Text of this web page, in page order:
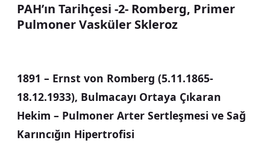
PAH’ın Tarihçesi -2- Romberg, Primer
Pulmoner Vasküler Skleroz
1891 – Ernst von Romberg (5.11.1865-
18.12.1933), Bulmacayı Ortaya Çıkaran
Hekim – Pulmoner Arter Sertleşmesi ve Sağ
Karıncığın Hipertrofisi